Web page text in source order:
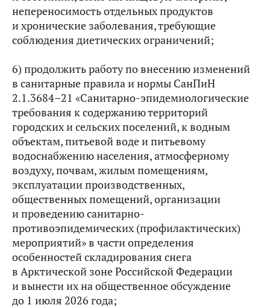
непереносимость отдельных продуктов
и хронические заболевания, требующие
соблюдения диетических ограничений;
6) продолжить работу по внесению изменений
в санитарные правила и нормы СанПиН
2.1.3684–21 «Санитарно-эпидемиологические
требования к содержанию территорий
городских и сельских поселений, к водным
объектам, питьевой воде и питьевому
водоснабжению населения, атмосферному
воздуху, почвам, жилым помещениям,
эксплуатации производственных,
общественных помещений, организации
и проведению санитарно-
противоэпидемических (профилактических)
мероприятий» в части определения
особенностей складирования снега
в Арктической зоне Российской Федерации
и вынести их на общественное обсуждение
до 1 июля 2026 года;